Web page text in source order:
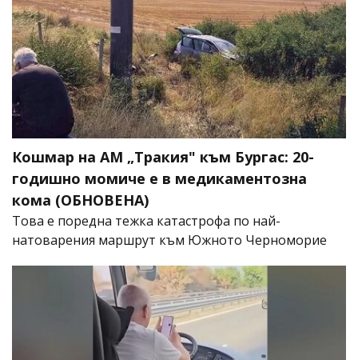
Кошмар на АМ „Тракия" към Бургас: 20-
годишно момиче е в медикаментозна
кома (ОБНОВЕНА)
Това е поредна тежка катастрофа по най-
натоварения маршрут към Южното Черноморие